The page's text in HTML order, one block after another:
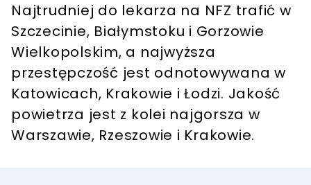
Najtrudniej do lekarza na NFZ trafić w
Szczecinie, Białymstoku i Gorzowie
Wielkopolskim, a najwyższa
przestępczość jest odnotowywana w
Katowicach, Krakowie i Łodzi. Jakość
powietrza jest z kolei najgorsza w
Warszawie, Rzeszowie i Krakowie.